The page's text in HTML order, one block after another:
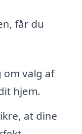
får du
om valg af
hjem.
at dine